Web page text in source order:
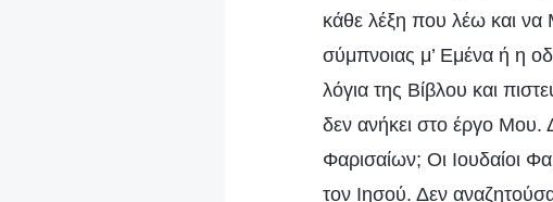
κάθε λέξη που λέω και να
σύμπνοιας μ’ Εμένα ή η
λόγια της Βίβλου και
δεν ανήκει στο έργο Μου.
Φαρισαίων; Οι Ιουδαίοι
τον Ιησού. Δεν